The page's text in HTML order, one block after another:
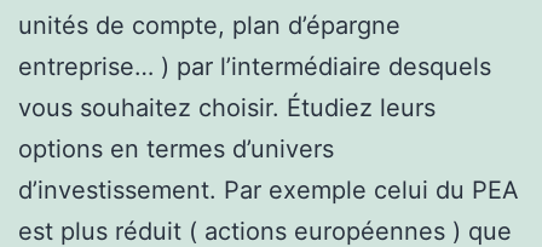
unités de compte, plan d’épargne
entreprise… ) par l’intermédiaire desquels
vous souhaitez choisir. Étudiez leurs
options en termes d’univers
d’investissement. Par exemple celui du PEA
est plus réduit ( actions européennes ) que